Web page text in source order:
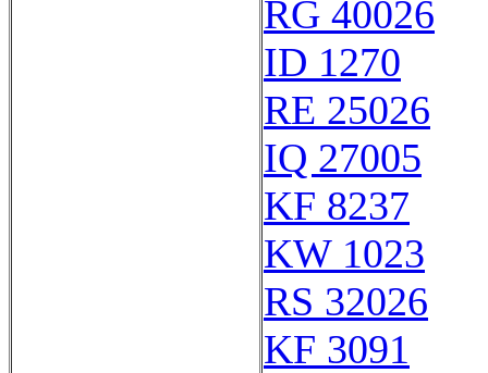
RG 40026
ID 1270
RE 25026
IQ 27005
KF 8237
KW 1023
RS 32026
KF 3091